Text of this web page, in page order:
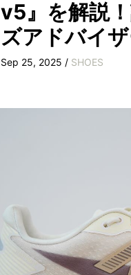
v5』を解説
ズアドバイ
Sep 25, 2025 / SHOES